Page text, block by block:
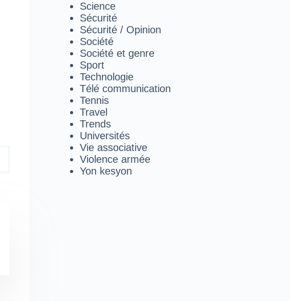
Science
Sécurité
Sécurité / Opinion
Société
Société et genre
Sport
Technologie
Télé communication
Tennis
Travel
Trends
Universités
Vie associative
Violence armée
Yon kesyon